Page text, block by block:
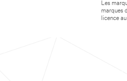
Les
marques
licence